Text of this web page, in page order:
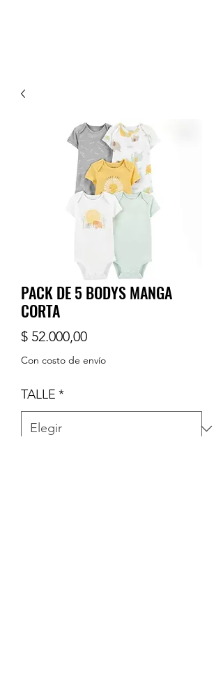
PACK DE 5 BODYS MANGA
CORTA
$ 52.000,00Precio
Con costo de envío
TALLE *